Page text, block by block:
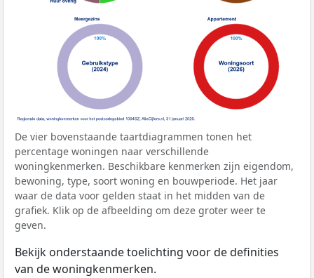
De vier bovenstaande taartdiagrammen tonen het
percentage woningen naar verschillende
woningkenmerken. Beschikbare kenmerken zijn eigendom,
bewoning, type, soort woning en bouwperiode. Het jaar
waar de data voor gelden staat in het midden van de
grafiek. Klik op de afbeelding om deze groter weer te
geven.
Bekijk onderstaande toelichting voor de definities
van de woningkenmerken.